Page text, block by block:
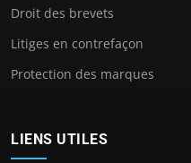
Droit des brevets
Litiges en contrefaçon
Protection des marques
LIENS UTILES